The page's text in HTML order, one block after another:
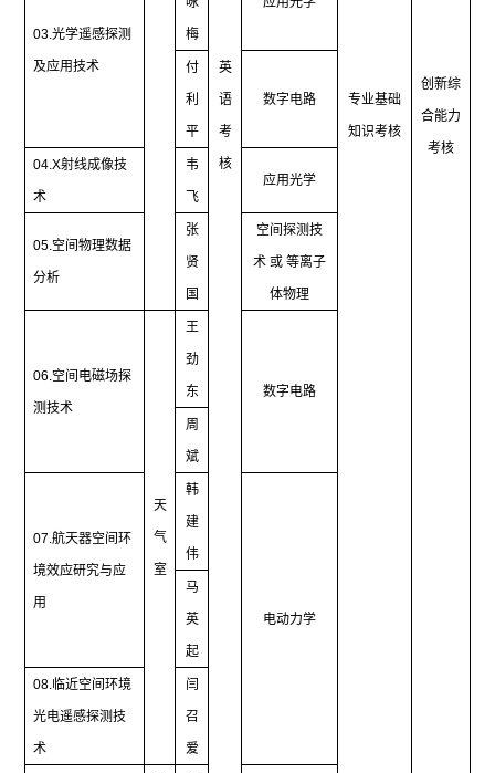
英
语
考
核
专业基础
知识考核
创新综
合能力
考核
03.光学遥感探测
及应用技术
梅
付
利
平
数字电路
04.X射线成像技
术
韦
飞
应用光学
05.空间物理数据
分析
张
贤
国
空间探测技
术 或 等离子
体物理
06.空间电磁场探
测技术
天
气
室
王
劲
东 数字电路
周
斌
07.航天器空间环
境效应研究与应
用
韩
建
伟
电动力学
马
英
起
08.临近空间环境
光电遥感探测技
术
闫
召
爱